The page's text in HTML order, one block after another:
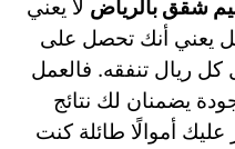
شقق بالرياض لا يعني
يعني أنك تحصل على
كل ريال تنفقه. فالعمل
يضمنان لك نتائج
أموالًا طائلة كنت